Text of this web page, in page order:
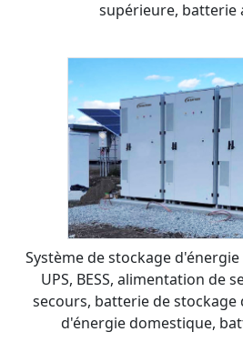
supérieure, batterie
Système de stockage
UPS, BESS, alimentation de
secours, batterie de stockage
d'énergie domestique,